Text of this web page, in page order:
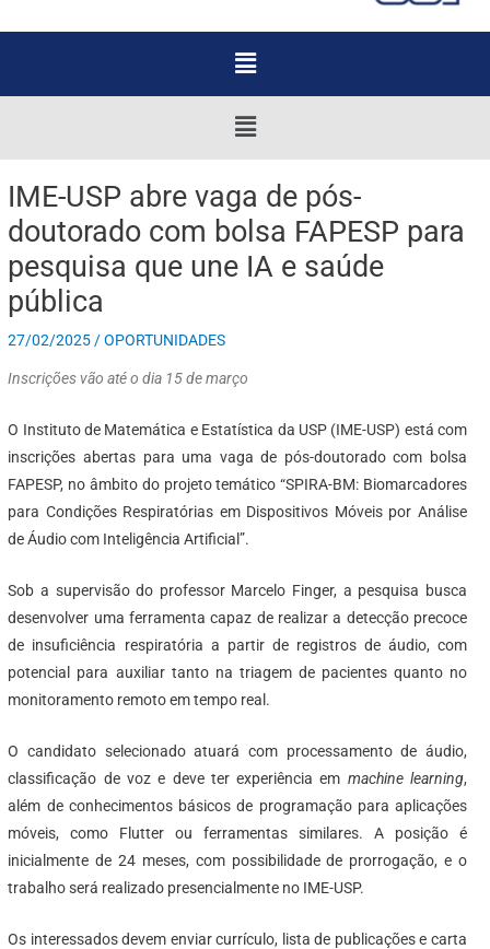
Menu
Menu
IME-USP abre vaga de pós-
doutorado com bolsa FAPESP para
pesquisa que une IA e saúde
pública
27/02/2025 /OPORTUNIDADES
Inscrições vão até o dia 15 de março
O Instituto de Matemática e Estatística da USP (IME-USP) está com
inscrições abertas para uma vaga de pós-doutorado com bolsa
FAPESP, no âmbito do projeto temático “SPIRA-BM: Biomarcadores
para Condições Respiratórias em Dispositivos Móveis por Análise
de Áudio com Inteligência Artificial”.
Sob a supervisão do professor Marcelo Finger, a pesquisa busca
desenvolver uma ferramenta capaz de realizar a detecção precoce
de insuficiência respiratória a partir de registros de áudio, com
potencial para auxiliar tanto na triagem de pacientes quanto no
monitoramento remoto em tempo real.
O candidato selecionado atuará com processamento de áudio,
classificação de voz e deve ter experiência em machine learning,
além de conhecimentos básicos de programação para aplicações
móveis, como Flutter ou ferramentas similares. A posição é
inicialmente de 24 meses, com possibilidade de prorrogação, e o
trabalho será realizado presencialmente no IME-USP.
Os interessados devem enviar currículo, lista de publicações e carta